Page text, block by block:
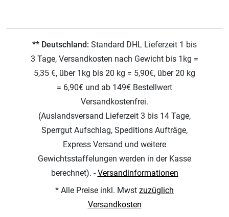
** Deutschland: Standard DHL Lieferzeit 1 bis
3 Tage, Versandkosten nach Gewicht bis 1kg =
5,35 €, über 1kg bis 20 kg = 5,90€, über 20 kg
= 6,90€ und ab 149€ Bestellwert
Versandkostenfrei.
(Auslandsversand Lieferzeit 3 bis 14 Tage,
Sperrgut Aufschlag, Speditions Aufträge,
Express Versand und weitere
Gewichtsstaffelungen werden in der Kasse
berechnet). -Versandinformationen
* Alle Preise inkl. Mwst zuzüglich
Versandkosten